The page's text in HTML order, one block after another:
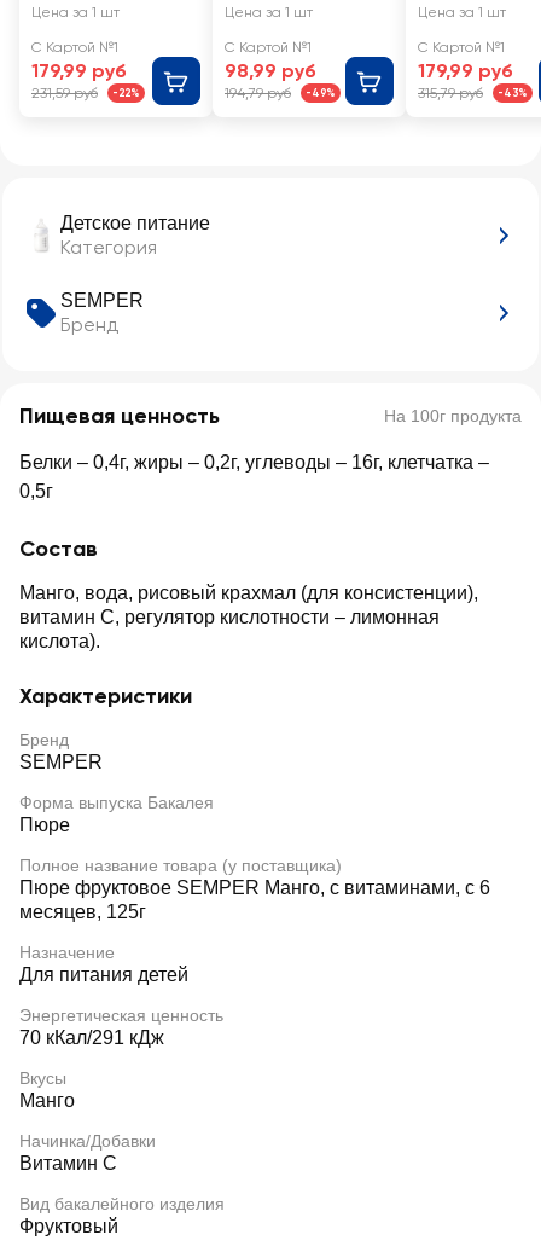
Детское питание
Категория
SEMPER
Бренд
Пищевая ценность На 100г продукта
Белки – 0,4г, жиры – 0,2г, углеводы – 16г, клетчатка –
0,5г
Состав
Манго, вода, рисовый крахмал (для консистенции),
витамин С, регулятор кислотности – лимонная
кислота).
Характеристики
Бренд
SEMPER
Форма выпуска Бакалея
Пюре
Полное название товара (у поставщика)
Пюре фруктовое SEMPER Манго, с витаминами, с 6
месяцев, 125г
Назначение
Для питания детей
Энергетическая ценность
70 кКал/291 кДж
Вкусы
Манго
Начинка/Добавки
Витамин C
Вид бакалейного изделия
Фруктовый
ягодное
и черника, с 5
месяцев
Цена за 1 шт
С Картой №1
179,99 руб
231,59 руб -22%
SEMPER Яблоко,
витамином С, с
6 месяцев
Цена за 1 шт
С Картой №1
98,99 руб
194,79 руб -49%
SEMPER Манго,
месяцев
Цена за 1 шт
С Картой №1
179,99 руб
315,79 руб -43%